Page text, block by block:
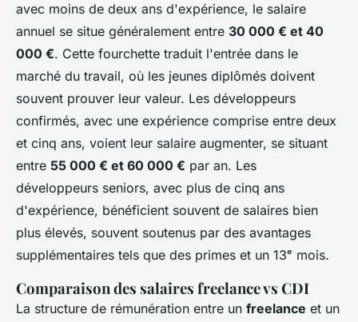
avec moins de deux ans d'expérience, le salaire
annuel se situe généralement entre 30 000 € et 40
000 €. Cette fourchette traduit l'entrée dans le
marché du travail, où les jeunes diplômés doivent
souvent prouver leur valeur. Les développeurs
confirmés, avec une expérience comprise entre deux
et cinq ans, voient leur salaire augmenter, se situant
entre 55 000 € et 60 000 € par an. Les
développeurs seniors, avec plus de cinq ans
d'expérience, bénéficient souvent de salaires bien
plus élevés, souvent soutenus par des avantages
supplémentaires tels que des primes et un 13ᵉ mois.
Comparaison des salaires freelance vs CDI
La structure de rémunération entre un freelance et un